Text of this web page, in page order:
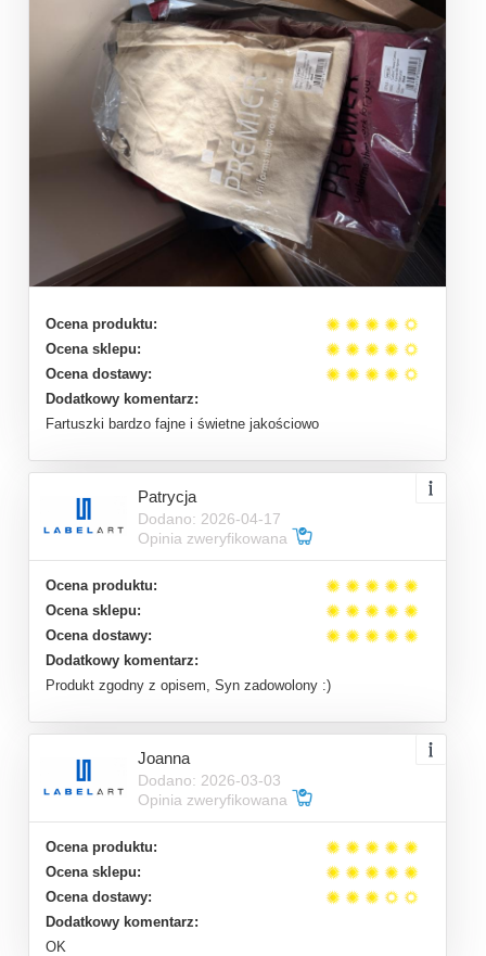
Ocena produktu:
Ocena sklepu:
Ocena dostawy:
Dodatkowy komentarz:
Fartuszki bardzo fajne i świetne jakościowo
Patrycja
Dodano: 2026-04-17
Opinia zweryfikowana
Ocena produktu:
Ocena sklepu:
Ocena dostawy:
Dodatkowy komentarz:
Produkt zgodny z opisem, Syn zadowolony :)
Joanna
Dodano: 2026-03-03
Opinia zweryfikowana
Ocena produktu:
Ocena sklepu:
Ocena dostawy:
Dodatkowy komentarz:
OK